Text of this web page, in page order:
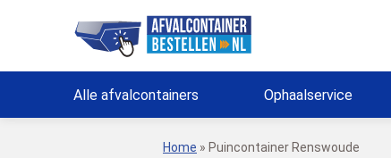
Alle afvalcontainers Ophaalservice
Home » Puincontainer Renswoude